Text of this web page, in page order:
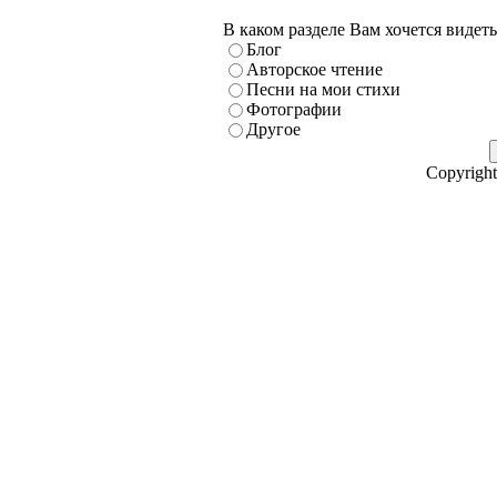
В каком разделе Вам хочется
Блог
Авторское чтение
Песни на мои стихи
Фотографии
Другое